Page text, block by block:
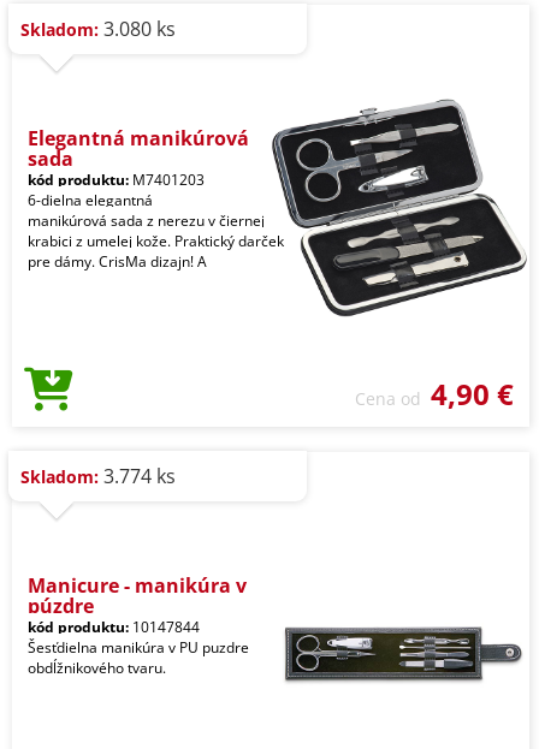
Skladom: 3.080 ks
Elegantná manikúrová
sada
kód produktu: M7401203
6-dielna elegantná
manikúrová sada z nerezu v čiernej
krabici z umelej kože. Praktický darček
pre dámy. CrisMa dizajn! A
Cena od 4,90 €
Skladom: 3.774 ks
Manicure - manikúra v
púzdre
kód produktu: 10147844
Šesťdielna manikúra v PU puzdre
obdĺžnikového tvaru.